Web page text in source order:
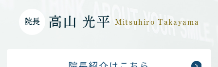
院長 高山 光平 Mitsuhiro Takayama